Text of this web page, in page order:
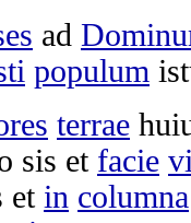
ad
populum
terrae
sis et facie
et in columna